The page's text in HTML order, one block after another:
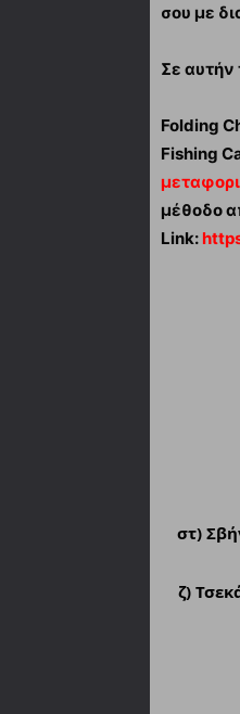
σου με
Σε αυτήν
Folding
Fishing
μέθοδο
Link:
στ)
ζ)